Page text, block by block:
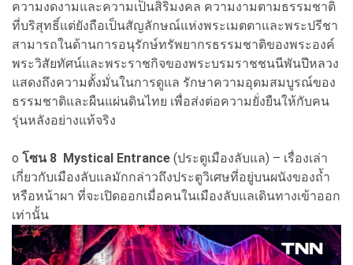
ความงดงามและความเป็นสิริมงคล ความงามตามธรรมชาติ
ที่บริสุทธิ์แต่ยังถือเป็นสัญลักษณ์แห่งพระเมตตาและพระปรีชา
สามารถในด้านการอนุรักษ์ทรัพยากรธรรมชาติของพระองค์
พระวิสัยทัศน์และพระราชกิจของพระบรมราชชนนีพันปีหลวง
แสดงถึงความตั้งมั่นในการดูแล รักษาความอุดมสมบูรณ์ของ
ธรรมชาติและผืนแผ่นดินไทย เพื่อส่งต่อความยั่งยืนให้กับคน
รุ่นหลังอย่างแท้จริง
o โซน 8 Mystical Entrance (ประตูเมืองลับแล) – เรื่องเล่า
เกี่ยวกับเมืองลับแลมักกล่าวถึงประตูวิเศษที่อยู่บนผนังของถ้ำ
หรือหน้าผา ที่จะเปิดออกเมื่อคนในเมืองลับแลเดินทางเข้าออก
เท่านั้น